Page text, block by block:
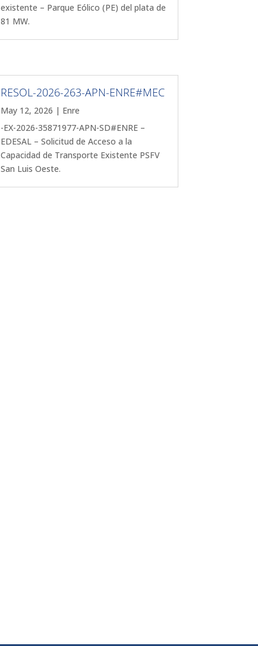
existente – Parque Eólico (PE) del plata de
81 MW.
RESOL-2026-263-APN-ENRE#MEC
May 12, 2026 | Enre
-EX-2026-35871977-APN-SD#ENRE –
EDESAL – Solicitud de Acceso a la
Capacidad de Transporte Existente PSFV
San Luis Oeste.